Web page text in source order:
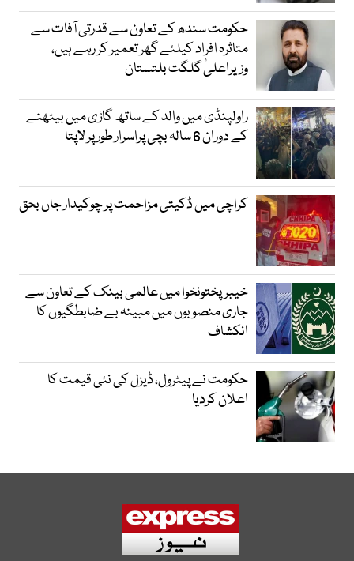
حکومت سندھ کے تعاون سے قدرتی آفات سے
متاثرہ افراد کیلئے گھر تعمیر کر رہے ہیں،
وزیراعلیٰ گلگت بلتستان
راولپنڈی میں والد کے ساتھ گاڑی میں بیٹھنے
کے دوران 6 سالہ بچی پراسرار طور پر لاپتا
کراچی میں ڈکیتی مزاحمت پر چوکیدار جاں بحق
خیبرپختونخوا میں عالمی بینک کے تعاون سے
جاری منصوبوں میں مبینہ بے ضابطگیوں کا
انکشاف
حکومت نے پیٹرول، ڈیزل کی نئی قیمت کا
اعلان کردیا